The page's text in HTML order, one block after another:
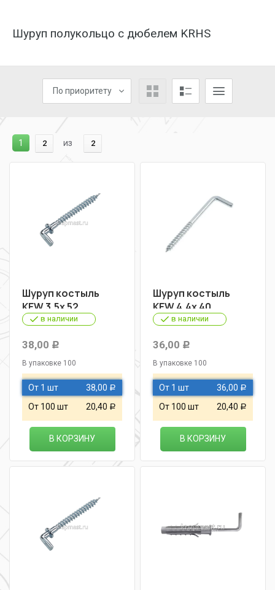
Шуруп полукольцо с дюбелем KRHS
По приоритету
1 2 из 2
Шуруп костыль
KEW 3,5х 52
в наличии
38,00 Р
В упаковке 100
От 1 шт 38,00 Р
От 100 шт 20,40 Р
В КОРЗИНУ
Шуруп костыль
KEW 4,4х 40
в наличии
36,00 Р
В упаковке 100
От 1 шт 36,00 Р
От 100 шт 20,40 Р
В КОРЗИНУ